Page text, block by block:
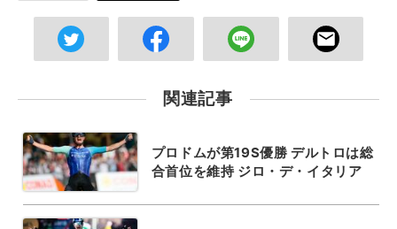
関連記事
プロドムが第19S優勝 デルトロは総
合首位を維持 ジロ・デ・イタリア